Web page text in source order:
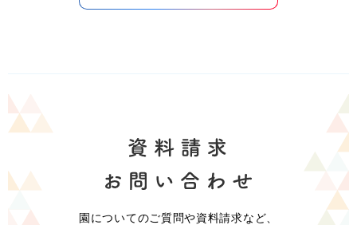
園についてのご質問や資料請求など、